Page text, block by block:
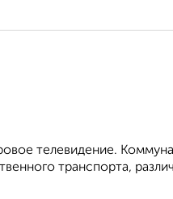
телевидение.
транспорта,